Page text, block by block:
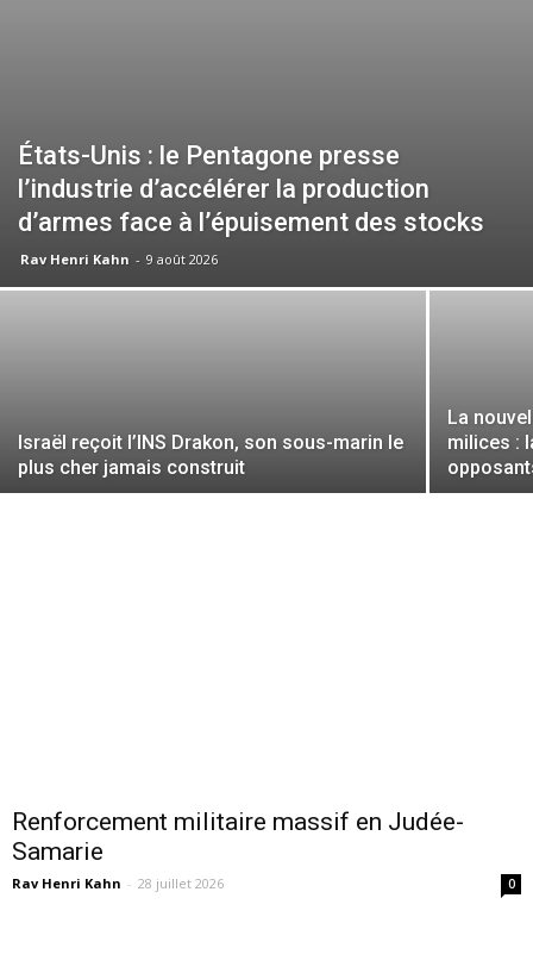
États-Unis : le Pentagone presse
l’industrie d’accélérer la production
d’armes face à l’épuisement des stocks
Rav Henri Kahn - 9 août 2026
Israël reçoit l’INS Drakon, son sous-marin le
plus cher jamais construit
La
milices :
Renforcement militaire massif en Judée-
Samarie
Rav Henri Kahn - 28 juillet 2026 0